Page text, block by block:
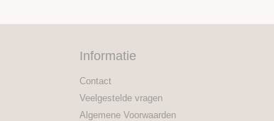
Informatie
Contact
Veelgestelde vragen
Algemene Voorwaarden